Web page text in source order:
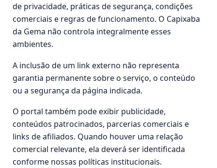
de privacidade, práticas de segurança, condições
comerciais e regras de funcionamento. O Capixaba
da Gema não controla integralmente esses
ambientes.
A inclusão de um link externo não representa
garantia permanente sobre o serviço, o conteúdo
ou a segurança da página indicada.
O portal também pode exibir publicidade,
conteúdos patrocinados, parcerias comerciais e
links de afiliados. Quando houver uma relação
comercial relevante, ela deverá ser identificada
conforme nossas políticas institucionais.